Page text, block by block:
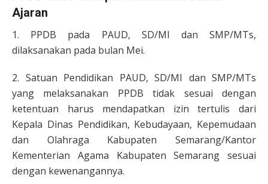
Ajaran
1. PPDB pada PAUD, SD/MI dan SMP/MTs,
dilaksanakan pada bulan Mei.
2. Satuan Pendidikan PAUD, SD/MI dan SMP/MTs
yang melaksanakan PPDB tidak sesuai dengan
ketentuan harus mendapatkan izin tertulis dari
Kepala Dinas Pendidikan, Kebudayaan, Kepemudaan
dan Olahraga Kabupaten Semarang/Kantor
Kementerian Agama Kabupaten Semarang sesuai
dengan kewenangannya.